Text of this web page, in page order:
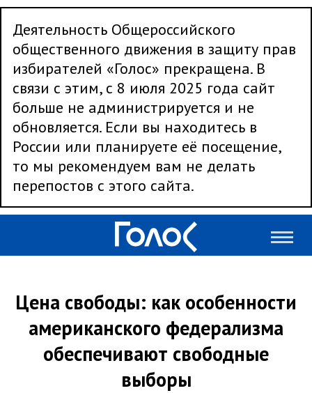
Деятельность Общероссийского
общественного движения в защиту прав
избирателей «Голос» прекращена. В
связи с этим, с 8 июля 2025 года сайт
больше не администрируется и не
обновляется. Если вы находитесь в
России или планируете её посещение,
то мы рекомендуем вам не делать
перепостов с этого сайта.
Цена свободы: как особенности
американского федерализма
обеспечивают свободные
выборы